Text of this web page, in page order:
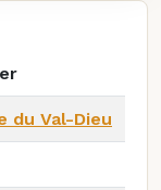
du Val-Dieu